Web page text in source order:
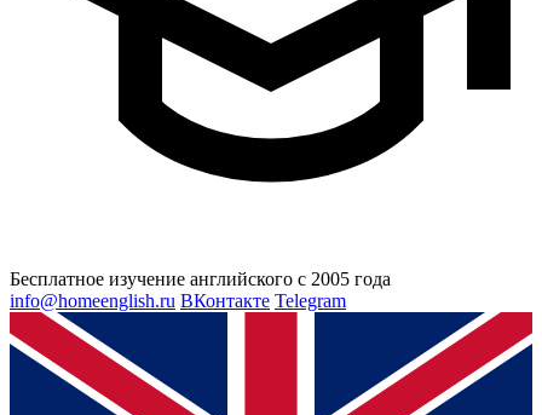
Бесплатное изучение английского с 2005 года
info@homeenglish.ru ВКонтакте Telegram